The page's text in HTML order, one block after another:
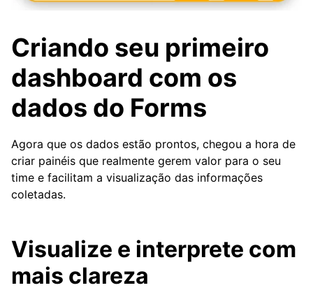
Criando seu primeiro
dashboard com os
dados do Forms
Agora que os dados estão prontos, chegou a hora de
criar painéis que realmente gerem valor para o seu
time e facilitam a visualização das informações
coletadas.
Visualize e interprete com
mais clareza